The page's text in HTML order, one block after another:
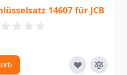
14607 für JCB